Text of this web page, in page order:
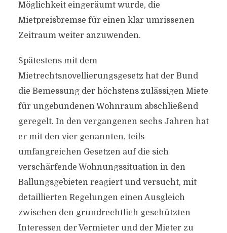
Möglichkeit eingeräumt wurde, die
Mietpreisbremse für einen klar umrissenen
Zeitraum weiter anzuwenden.
Spätestens mit dem
Mietrechtsnovellierungsgesetz hat der Bund
die Bemessung der höchstens zulässigen Miete
für ungebundenen Wohnraum abschließend
geregelt. In den vergangenen sechs Jahren hat
er mit den vier genannten, teils
umfangreichen Gesetzen auf die sich
verschärfende Wohnungssituation in den
Ballungsgebieten reagiert und versucht, mit
detaillierten Regelungen einen Ausgleich
zwischen den grundrechtlich geschützten
Interessen der Vermieter und der Mieter zu